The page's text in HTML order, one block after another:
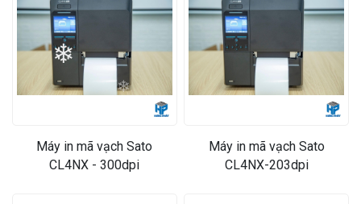
Máy in mã vạch Sato
CL4NX - 300dpi
Máy in mã vạch Sato
CL4NX-203dpi
❄